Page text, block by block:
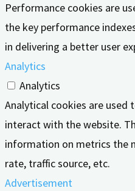
Performance cookies are
the key performance
in delivering a better user
Analytics
Analytics
Analytical cookies are
interact with the website.
information on metrics the
rate, traffic source, etc.
Advertisement